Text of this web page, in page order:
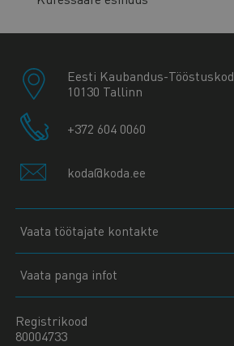
Eesti Kaubandus-
10130 Tallinn
+372 604 0060
koda@koda.ee
Vaata töötajate kontakte
Vaata panga infot
Registrikood
80004733